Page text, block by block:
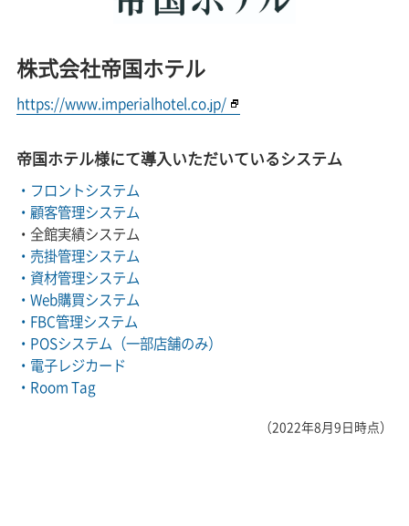
株式会社帝国ホテル
https://www.imperialhotel.co.jp/
帝国ホテル様にて導入いただいているシステム
・フロントシステム
・顧客管理システム
・全館実績システム
・売掛管理システム
・資材管理システム
・Web購買システム
・FBC管理システム
・POSシステム（一部店舗のみ）
・電子レジカード
・Room Tag
（2022年8月9日時点）